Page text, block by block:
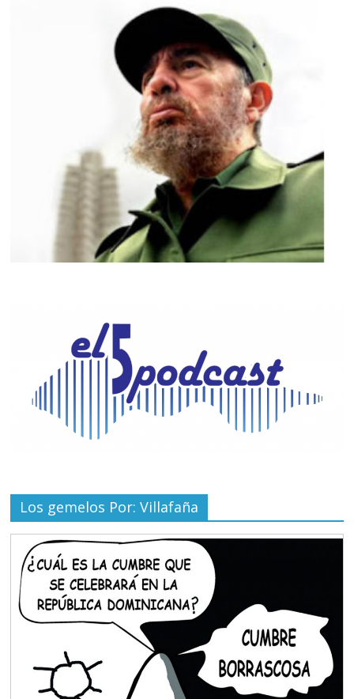
Los gemelos Por: Villafaña